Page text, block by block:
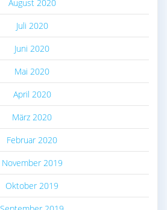
August 2020
Juli 2020
Juni 2020
Mai 2020
April 2020
März 2020
Februar 2020
November 2019
Oktober 2019